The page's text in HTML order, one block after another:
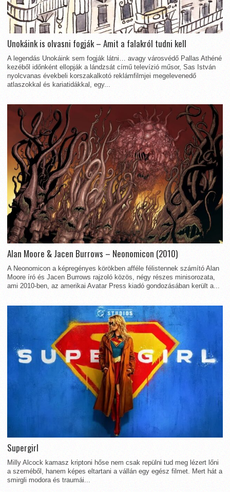
Unokáink is olvasni fogják – Amit a falakról tudni kell
A legendás Unokáink sem fogják látni… avagy városvédő Pallas Athéné
kezéből időnként ellopják a lándzsát című televízió műsor, Sas István
nyolcvanas évekbeli korszakalkotó reklámfilmjei megelevenedő
atlaszokkal és kariatidákkal, egy...
Alan Moore & Jacen Burrows – Neonomicon (2010)
A Neonomicon a képregényes körökben afféle félistennek számító Alan
Moore író és Jacen Burrows rajzoló közös, négy részes minisorozata,
ami 2010-ben, az amerikai Avatar Press kiadó gondozásában került a...
Supergirl
Milly Alcock kamasz kriptoni hőse nem csak repülni tud meg lézert lőni
a szeméből, hanem képes eltartani a vállán egy egész filmet. Mert hát a
smirgli modora és traumái...